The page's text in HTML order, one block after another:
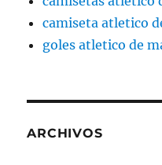
camiseta atletico
goles atletico de
ARCHIVOS